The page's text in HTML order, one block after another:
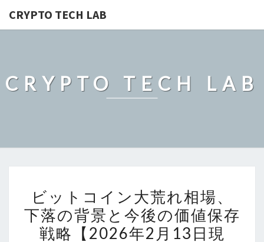
CRYPTO TECH LAB
CRYPTO TECH LAB
ッ
ト
コ
ビットコイン大荒れ相場、
下落の背景と今後の価値保存
戦略【2026年2月13日現